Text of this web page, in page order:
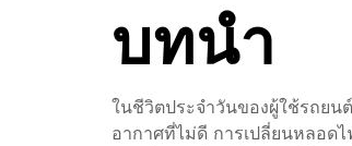
บทนำ
ในชีวิตประจำวันของผู้ใช้รถยน
อากาศที่ไม่ดี การเปลี่ยนหลอด